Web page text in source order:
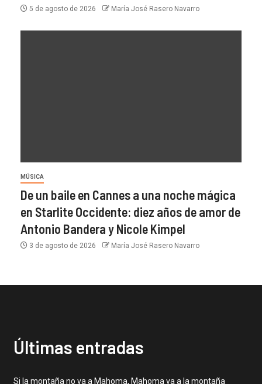
5 de agosto de 2026 María José Rasero Navarro
MÚSICA
De un baile en Cannes a una noche mágica
en Starlite Occidente: diez años de amor de
Antonio Bandera y Nicole Kimpel
3 de agosto de 2026 María José Rasero Navarro
Últimas entradas
Si la montaña no va a Mahoma, Mahoma va a la montaña